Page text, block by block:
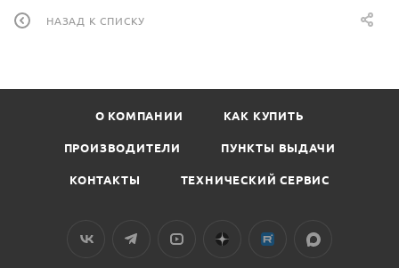
НАЗАД К СПИСКУ
О КОМПАНИИ КАК КУПИТЬ
ПРОИЗВОДИТЕЛИ ПУНКТЫ ВЫДАЧИ
КОНТАКТЫ ТЕХНИЧЕСКИЙ СЕРВИС